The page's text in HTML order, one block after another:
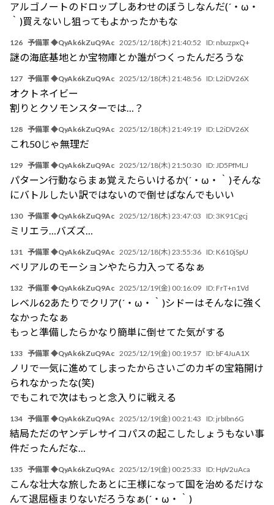
アルゴノートのドロップしあわせのぼうしなんだ(´・ω・
｀)買えないし狙ってもよかったかもな
126 予備軍 ◆QyAk6kZuQ9Ac 2025/12/18(木) 21:40:52 ID: nbuzpxQ+
謎の海底基地とか宝物庫とか誰がつくったんだろうな
127 予備軍 ◆QyAk6kZuQ9Ac 2025/12/18(木) 21:48:56 ID: L2iDV26X
オクトネイビー
割りとクソモンスターでは…？
128 予備軍 ◆QyAk6kZuQ9Ac 2025/12/18(木) 21:49:19 ID: L2iDV26X
これ50じゃ無理だ
129 予備軍 ◆QyAk6kZuQ9Ac 2025/12/18(木) 21:50:30 ID:JD5PfMLJ
パターン行動ならまぁ覚えたらいけるか(´・ω・｀)そんな
にバトルしたい訳ではないので倒せばなんでもいい
130 予備軍 ◆QyAk6kZuQ9Ac 2025/12/18(木) 23:47:03 ID:3K91Cgcj
ミリエラ…バズズ…
131 予備軍 ◆QyAk6kZuQ9Ac 2025/12/18(木) 23:55:36 ID: K610jSpU
ベリアルのモーションやたら力入ってるなぁ
132 予備軍 ◆QyAk6kZuQ9Ac 2025/12/19(金) 00:16:09 ID: FrT+n1Vd
レベル62あたりでクリア(´・ω・｀)シドーはそんなに強く
なかったなぁ
もっと準備したらかなり簡単に倒せてた気がする
133 予備軍 ◆QyAk6kZuQ9Ac 2025/12/19(金) 00:19:57 ID: bF4JuA1X
ノリで一気に進めてしまったからさいごのカギの宝箱開け
られなかったな(笑)
でもこれで次はもっと念入りに戦える
134 予備軍 ◆QyAk6kZuQ9Ac 2025/12/19(金) 00:21:43 ID: jrbIbn6G
結局ただのヤンデレサイコパスの起こしたしょうもない事
件だったんだな…
135 予備軍 ◆QyAk6kZuQ9Ac 2025/12/19(金) 00:25:33 ID: HpV2uAca
こんな壮大な旅したあとに王様になって国を治めるだけな
んて退屈極まりないだろうなぁ(´・ω・｀)